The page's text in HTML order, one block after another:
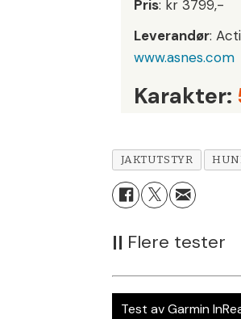
Pris: kr 3799,-
Leverandør:
www.asnes.com
Karakter:
JAKTUTSTYR
|| Flere tester
Test av Garmin